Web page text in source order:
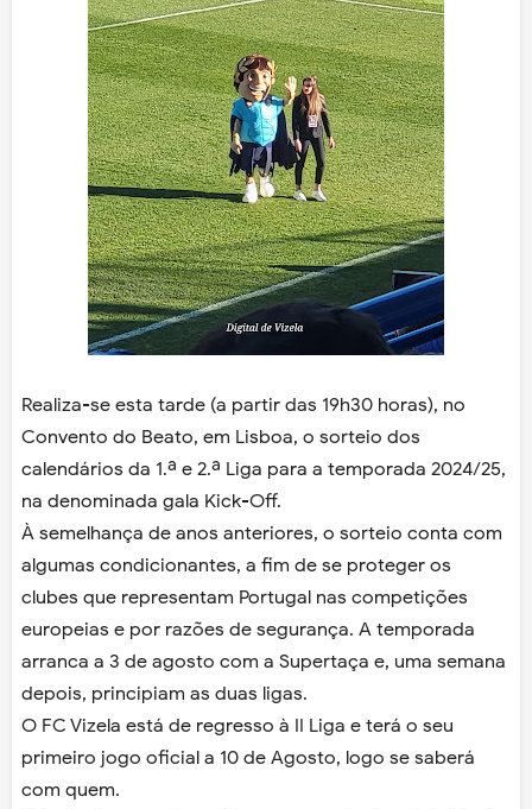
Realiza-se esta tarde (a partir das 19h30 horas), no
Convento do Beato, em Lisboa, o sorteio dos
calendários da 1.ª e 2.ª Liga para a temporada 2024/25,
na denominada gala Kick-Off.
À semelhança de anos anteriores, o sorteio conta com
algumas condicionantes, a fim de se proteger os
clubes que representam Portugal nas competições
europeias e por razões de segurança. A temporada
arranca a 3 de agosto com a Supertaça e, uma semana
depois, principiam as duas ligas.
O FC Vizela está de regresso à II Liga e terá o seu
primeiro jogo oficial a 10 de Agosto, logo se saberá
com quem.